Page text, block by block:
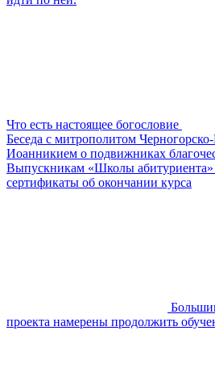
Что есть настоящее богословие
Беседа с митрополитом
Иоанникием о подвижниках
Выпускникам «Школы
сертификаты об окончании курса
проекта намерены продолжить